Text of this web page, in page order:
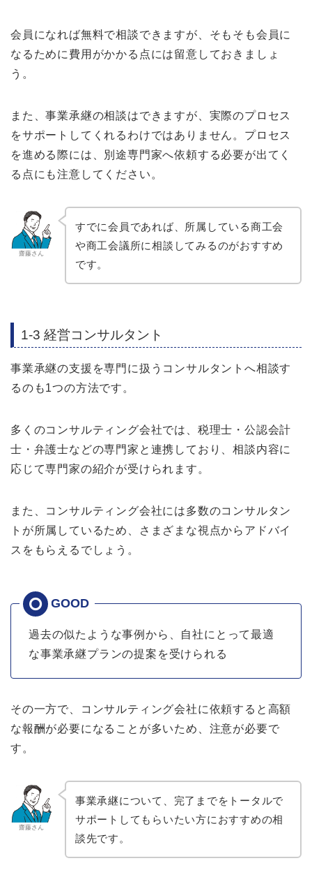
会員になれば無料で相談できますが、そもそも会員に
なるために費用がかかる点には留意しておきましょ
う。
また、事業承継の相談はできますが、実際のプロセス
をサポートしてくれるわけではありません。プロセス
を進める際には、別途専門家へ依頼する必要が出てく
る点にも注意してください。
齋藤さん
すでに会員であれば、所属している商工会
や商工会議所に相談してみるのがおすすめ
です。
1-3 経営コンサルタント
事業承継の支援を専門に扱うコンサルタントへ相談す
るのも1つの方法です。
多くのコンサルティング会社では、税理士・公認会計
士・弁護士などの専門家と連携しており、相談内容に
応じて専門家の紹介が受けられます。
また、コンサルティング会社には多数のコンサルタン
トが所属しているため、さまざまな視点からアドバイ
スをもらえるでしょう。
過去の似たような事例から、自社にとって最適
な事業承継プランの提案を受けられる
その一方で、コンサルティング会社に依頼すると高額
な報酬が必要になることが多いため、注意が必要で
す。
齋藤さん
事業承継について、完了までをトータルで
サポートしてもらいたい方におすすめの相
談先です。